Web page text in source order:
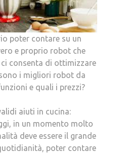
poter contare su un
e proprio robot che
consenta di ottimizzare
i migliori robot da
e quali i prezzi?
aiuti in cucina:
in un momento molto
deve essere il grande
poter contare